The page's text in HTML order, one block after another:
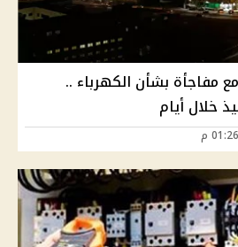
مفاجأة بشأن الكهرباء ..
خلال أيام